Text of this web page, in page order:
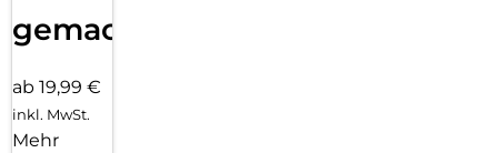
gemacht!
ab 19,99 €
inkl. MwSt.
Mehr